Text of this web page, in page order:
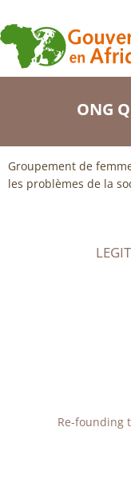
ONG
Groupement de
les problèmes de la
Re-founding